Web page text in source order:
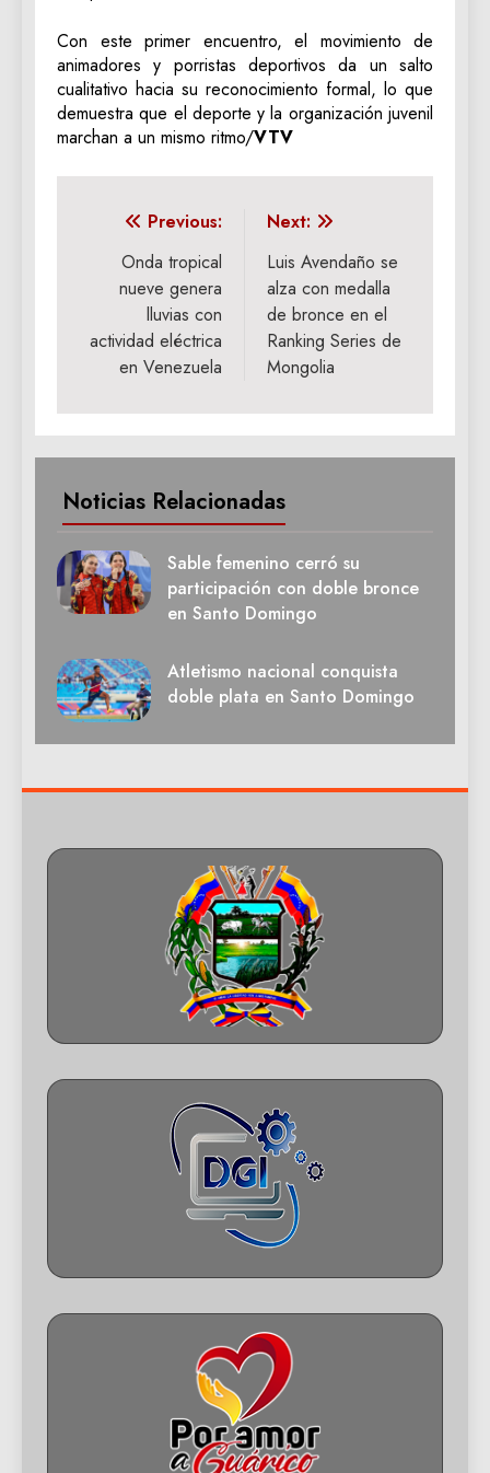
Con este primer encuentro, el movimiento de
animadores y porristas deportivos da un salto
cualitativo hacia su reconocimiento formal, lo que
demuestra que el deporte y la organización juvenil
marchan a un mismo ritmo/VTV
Navegación
entradas
Previous:
Onda tropical
nueve genera
lluvias con
actividad eléctrica
en Venezuela
Next:
Luis Avendaño se
alza con medalla
de bronce en el
Ranking Series de
Mongolia
Noticias Relacionadas
Sable femenino cerró su
participación con doble bronce
en Santo Domingo
Atletismo nacional conquista
doble plata en Santo Domingo